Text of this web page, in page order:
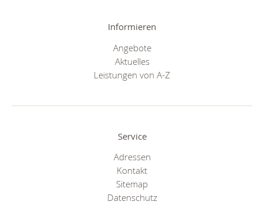
Informieren
Angebote
Aktuelles
Leistungen von A-Z
Service
Adressen
Kontakt
Sitemap
Datenschutz